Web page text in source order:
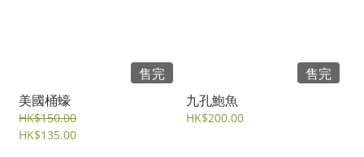
售完
美國桶蠔
HK$150.00
HK$135.00
售完
九孔鮑魚
HK$200.00